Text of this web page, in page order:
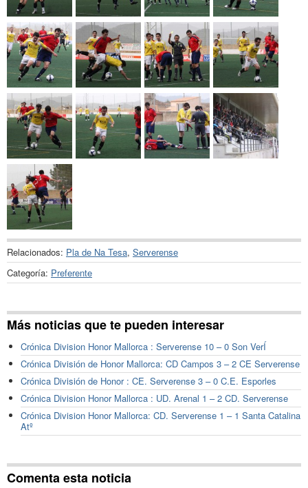
Relacionados: Pla de Na Tesa, Serverense
Categoría: Preferente
Más noticias que te pueden interesar
Crónica Division Honor Mallorca : Serverense 10 – 0 Son VerÍ
Crónica División de Honor Mallorca: CD Campos 3 – 2 CE Serverense
Crónica División de Honor : CE. Serverense 3 – 0 C.E. Esporles
Crónica Division Honor Mallorca : UD. Arenal 1 – 2 CD. Serverense
Crónica Division Honor Mallorca: CD. Serverense 1 – 1 Santa Catalina
Atº
Comenta esta noticia